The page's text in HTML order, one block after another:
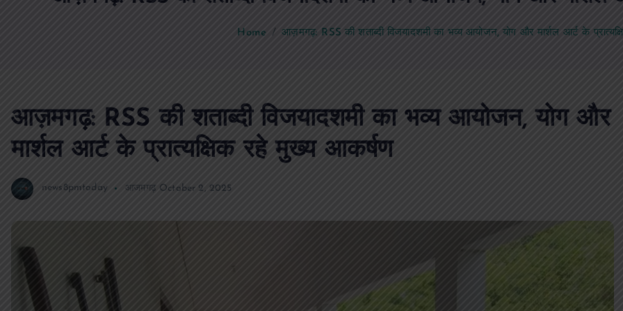
Home आज़मगढ़: RSS की शताब्दी विजयादशमी का भव्य आयोजन, योग और मार्शल आर्ट के
आज़मगढ़: RSS की शताब्दी विजयादशमी का भव्य आयोजन, योग और
मार्शल आर्ट के प्रात्यक्षिक रहे मुख्य आकर्षण
news8pmtoday आजमगढ़ October 2, 2025
डॉ. धनन्जय पाण्डेय बने अध्यक्ष, डॉ. अलेन्द्र
सचिव निर्विरोध निर्वाचित
August 6, 2026